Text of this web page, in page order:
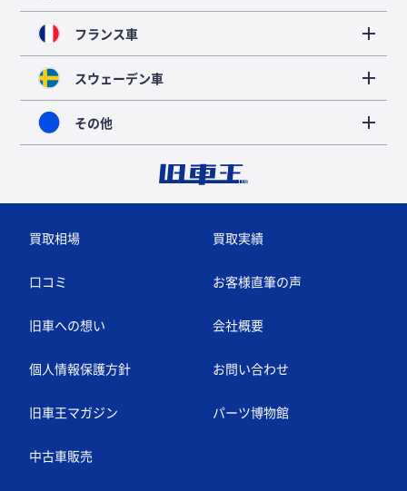
フランス車
スウェーデン車
その他
買取相場 買取実績
口コミ お客様直筆の声
旧車への想い 会社概要
個人情報保護方針 お問い合わせ
旧車王マガジン パーツ博物館
中古車販売